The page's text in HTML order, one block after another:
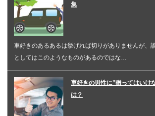
集
車好きのあるあるは挙げれば切りがありませんが、
としてはこのようなものがあるのではな…
車好きの男性に”贈ってはいけ
は？